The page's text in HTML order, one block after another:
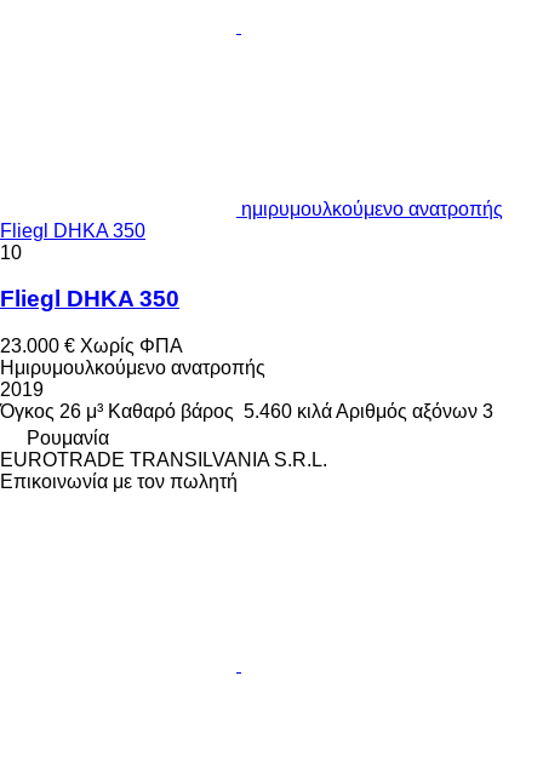
ημιρυμουλκούμενο ανατροπής
Fliegl DHKA 350
10
Fliegl DHKA 350
23.000 € Χωρίς ΦΠΑ
Ημιρυμουλκούμενο ανατροπής
2019
Όγκος 26 μ³ Καθαρό βάρος 5.460 κιλάΑριθμός αξόνων 3
Ρουμανία
EUROTRADE TRANSILVANIA S.R.L.
Επικοινωνία με τον πωλητή